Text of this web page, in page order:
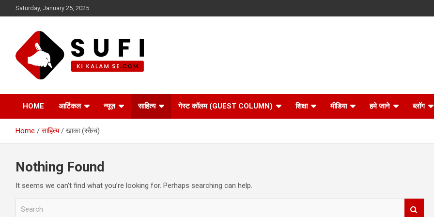
to
Saturday, January 25, 2025
सूफी की कलम से
HOME आर्टिकल न्यूज़ साहित्य गेस्ट कॉलम (GUEST COLUMN) शिक्षा मीडिया हमे जाने ब्लॉग
Home साहित्य खाका (स्कैच)
Nothing Found
It seems we can’t find what you’re looking for. Perhaps searching can help.